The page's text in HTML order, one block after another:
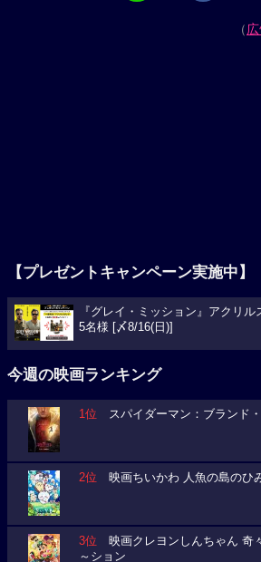
（
【プレゼントキャンペーン実施中】
『グレイ・ミッション』アクリル
5名様 [〆8/16(日)]
今週の映画ランキング
1位 スパイダーマン：ブランド
2位 映画ちいかわ 人魚の島のひ
3位 映画クレヨンしんちゃん 奇
～ション